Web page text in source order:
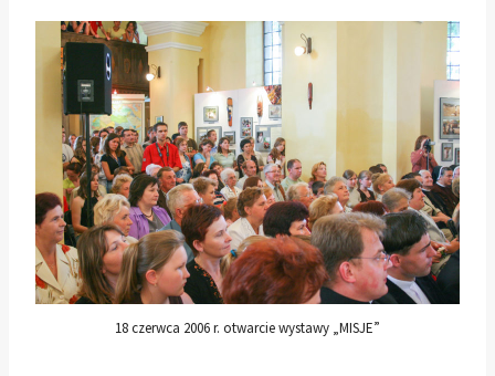
18 czerwca 2006 r. otwarcie wystawy „MISJE”